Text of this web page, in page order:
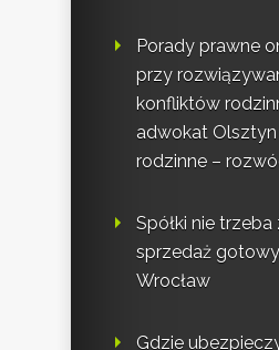
Porady prawne
przy
konfliktów
adwokat
rodzinne –
Spółki nie trzeba
sprzedaż
Wrocław
Gdzie